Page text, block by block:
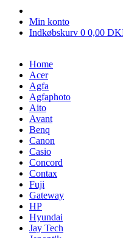
Min konto
Indkøbskurv 0 0,00
Home
Acer
Agfa
Agfaphoto
Aito
Avant
Benq
Canon
Casio
Concord
Contax
Fuji
Gateway
HP
Hyundai
Jay Tech